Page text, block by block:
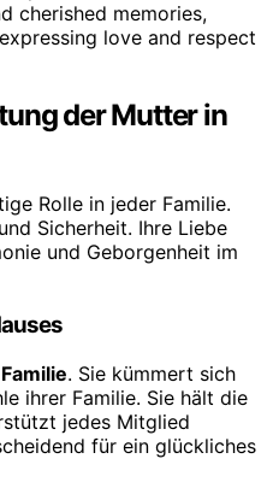
der Mutter in
Rolle in jeder Familie.
Sicherheit. Ihre Liebe
und Geborgenheit im
. Sie kümmert sich
ihrer Familie. Sie hält die
jedes Mitglied
für ein glückliches